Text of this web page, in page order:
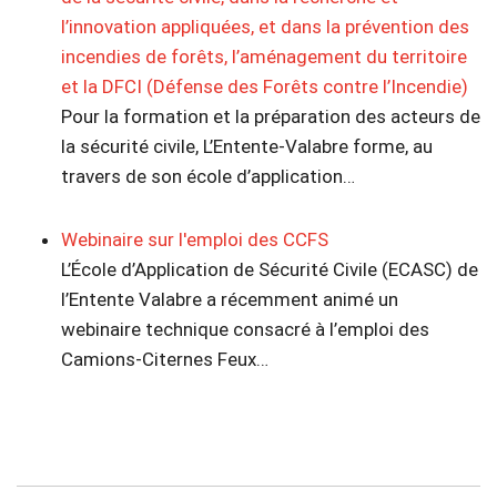
l’innovation appliquées, et dans la prévention des
incendies de forêts, l’aménagement du territoire
et la DFCI (Défense des Forêts contre l’Incendie)
Pour la formation et la préparation des acteurs de
la sécurité civile, L’Entente-Valabre forme, au
travers de son école d’application…
Webinaire sur l'emploi des CCFS
L’École d’Application de Sécurité Civile (ECASC) de
l’Entente Valabre a récemment animé un
webinaire technique consacré à l’emploi des
Camions-Citernes Feux…